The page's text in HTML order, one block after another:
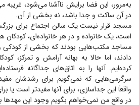
به‌مرور، این فضا برایش ناآشنا می‌شود،
در آن ساکت و جدا باشد، نه بخشی از آن.
مسجد قرار نیست یک سالن اجتماع برای
است، یک خانواده و در هر خانواده‌ای، کودکان
مساجد مکتب‌هایی بودند که بخشی از کودکی
دادند، اما حالا به بهانه آرامش و تمرکز،
کرده‌ایم. آنها را به اتاق‌های جداگانه
سرگرمی‌هایی که نمی‌گویم برای رشدشان مفید
واقعاً این جداسازی، برای آنها مفیدتر است یا
در واقع من نمی‌خواهم بگویم وجود این